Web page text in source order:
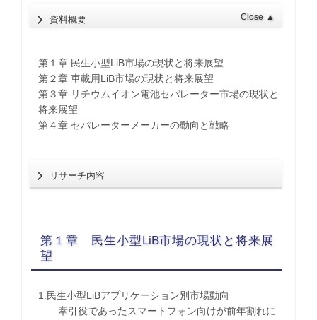
資料概要 Close ▲
第１章 民生小型LiB市場の現状と将来展望
第２章 車載用LiB市場の現状と将来展望
第３章 リチウムイオン電池セパレーター市場の現状と
将来展望
第４章 セパレーターメーカーの動向と戦略
リサーチ内容
第１章 民生小型LiB市場の現状と将来展
望
1.民生小型LiBアプリケーション別市場動向
牽引役であったスマートフォン向けが前年割れに